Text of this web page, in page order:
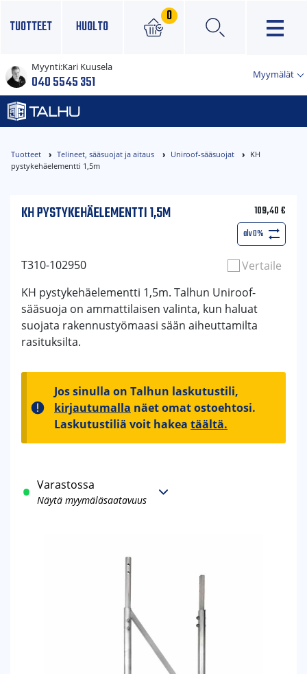
TUOTTEET HUOLTO
0
×
Myynti:Kari Kuusela
040 5545 351 Myymälät
Tuotteet Telineet, sääsuojat ja aitaus Uniroof-sääsuojat
KH
pystykehäelementti 1,5m
KH PYSTYKEHÄELEMENTTI 1,5M 109,40€
alv 0%
T310-102950
Vertaile
KH pystykehäelementti 1,5m. Talhun Uniroof-
sääsuoja on ammattilaisen valinta, kun haluat
suojata rakennustyömaasi sään aiheuttamilta
rasituksilta.
Jos sinulla on Talhun laskutustili,
kirjautumalla näet omat ostoehtosi.
Laskutustiliä voit hakea täältä.
Varastossa
Näytä myymäläsaatavuus